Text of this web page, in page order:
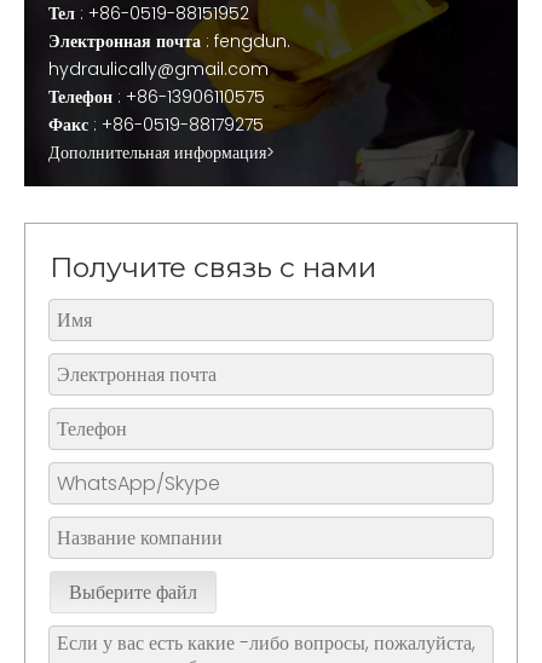
Тел : +86-0519-88151952
Электронная почта : fengdun.
hydraulically@gmail.com
Телефон : +86-13906110575
Факс : +86-0519-88179275
Дополнительная информация>
Получите связь с нами
Выберите файл